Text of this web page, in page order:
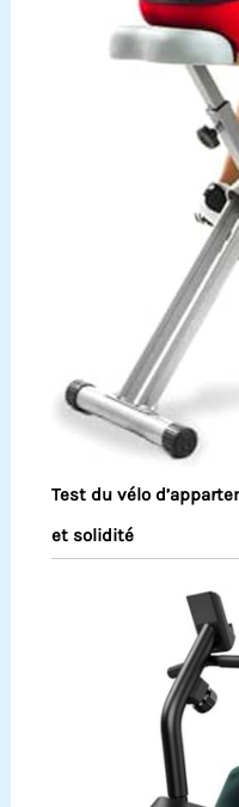
Test du vélo
et solidité